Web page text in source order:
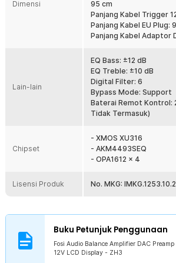
Rincian yang Anda dapatkan untuk pembelian
1 x Fosi Audio Balance Amplifier DAC
1 x Adapter 6.35 mm
1 x Kabel USB Type C/A to USB Type C
1 x Kabel Daya DC 12 V
1 x Kabel EU Plug
1 x Panduan Penggunaan
Dimensi
95 cm
Panjang Kabel Trigger
Panjang Kabel EU Plug:
Panjang Kabel Adaptor
Lain-lain
EQ Bass: ±12 dB
EQ Treble: ±10 dB
Digital Filter: 6
Bypass Mode: Support
Baterai Remot Kontrol:
Tidak Termasuk)
Chipset
- XMOS XU316
- AKM4493SEQ
- OPA1612 x 4
Lisensi Produk No. MKG:
Buku Petunjuk Penggunaan
Fosi Audio Balance Amplifier DAC
12V LCD Display - ZH3